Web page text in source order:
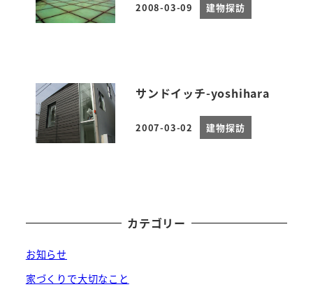
投稿日
2008-03-09 建物探訪
サンドイッチ-yoshihara
投稿日
2007-03-02 建物探訪
カテゴリー
お知らせ
家づくりで大切なこと